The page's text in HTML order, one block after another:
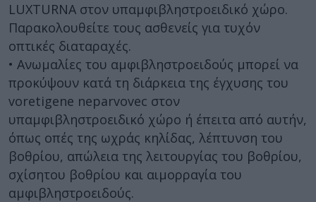
LUXTURNA στον υπαμφιβληστροειδικό χώρο.
Παρακολουθείτε τους ασθενείς για τυχόν
οπτικές διαταραχές.
• Ανωμαλίες του αμφιβληστροειδούς μπορεί να
προκύψουν κατά τη διάρκεια της έγχυσης του
voretigene neparvovec στον
υπαμφιβληστροειδικό χώρο ή έπειτα από αυτήν,
όπως οπές της ωχράς κηλίδας, λέπτυνση του
βοθρίου, απώλεια της λειτουργίας του βοθρίου,
σχίσητου βοθρίου και αιμορραγία του
αμφιβληστροειδούς.